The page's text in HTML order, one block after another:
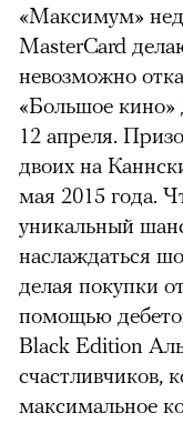
«Максимум»
MasterCard
невозможно
«Большое кино»
12 апреля.
двоих на
мая 2015 года.
уникальный
наслаждаться
делая покупки
помощью
Black Edition
счастливчиков,
максимальное